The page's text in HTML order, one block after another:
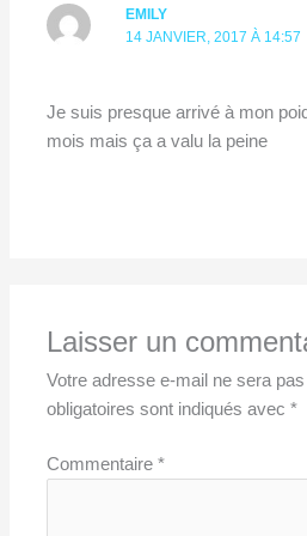
EMILY
14 JANVIER, 2017 À 14:57
Je suis presque arrivé à mon
mois mais ça a valu la peine
Laisser un
Votre adresse e-mail ne sera pas
obligatoires sont indiqués avec*
Commentaire*